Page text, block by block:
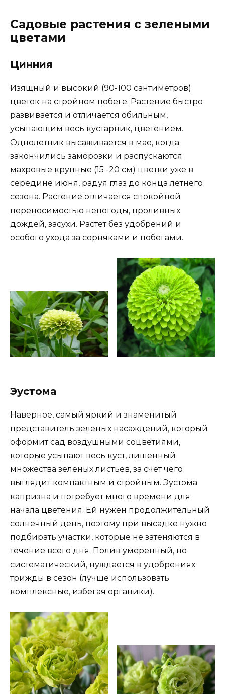
Садовые растения с зелеными
цветами
Цинния
Изящный и высокий (90-100 сантиметров)
цветок на стройном побеге. Растение быстро
развивается и отличается обильным,
усыпающим весь кустарник, цветением.
Однолетник высаживается в мае, когда
закончились заморозки и распускаются
махровые крупные (15 -20 см) цветки уже в
середине июня, радуя глаз до конца летнего
сезона. Растение отличается спокойной
переносимостью непогоды, проливных
дождей, засухи. Растет без удобрений и
особого ухода за сорняками и побегами.
Эустома
Наверное, самый яркий и знаменитый
представитель зеленых насаждений, который
оформит сад воздушными соцветиями,
которые усыпают весь куст, лишенный
множества зеленых листьев, за счет чего
выглядит компактным и стройным. Эустома
капризна и потребует много времени для
начала цветения. Ей нужен продолжительный
солнечный день, поэтому при высадке нужно
подбирать участки, которые не затеняются в
течение всего дня. Полив умеренный, но
систематический, нуждается в удобрениях
трижды в сезон (лучше использовать
комплексные, избегая органики).